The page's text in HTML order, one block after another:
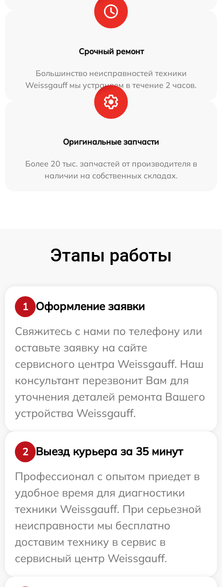
Срочный ремонт
Большинство неисправностей техники
Weissgauff мы устраняем в течение 2 часов.
Оригинальные запчасти
Более 20 тыс. запчастей от производителя в
наличии на собственных складах.
Этапы работы
1
Оформление заявки
Свяжитесь с нами по телефону или
оставьте заявку на сайте
сервисного центра Weissgauff. Наш
консультант перезвонит Вам для
уточнения деталей ремонта Вашего
устройства Weissgauff.
2
Выезд курьера за 35 минут
Профессионал с опытом приедет в
удобное время для диагностики
техники Weissgauff. При серьезной
неисправности мы бесплатно
доставим технику в сервис в
сервисный центр Weissgauff.